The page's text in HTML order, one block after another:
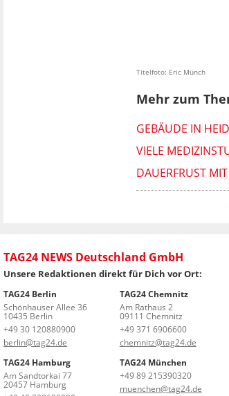
Titelfoto: Eric Münch
Mehr zum
GEBÄUDE IN
VIELE
DAUERFRUST
TAG24 NEWS Deutschland GmbH
Unsere Redaktionen direkt für Dich vor Ort:
TAG24 Berlin
Schönhauser Allee 36
10435 Berlin
+49 30 120880900
berlin@tag24.de
TAG24 Chemnitz
Am Rathaus 2
09111 Chemnitz
+49 371 6906600
chemnitz@tag24.de
TAG24 Hamburg
Am Sandtorkai 77
20457 Hamburg
TAG24 München
+49 89 215390320
muenchen@tag24.de